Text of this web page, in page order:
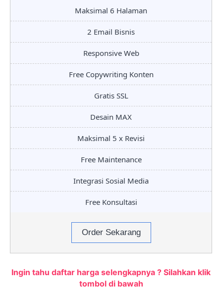
Maksimal 6 Halaman
2 Email Bisnis
Responsive Web
Free Copywriting Konten
Gratis SSL
Desain MAX
Maksimal 5 x Revisi
Free Maintenance
Integrasi Sosial Media
Free Konsultasi
Order Sekarang
Ingin tahu daftar harga selengkapnya ? Silahkan klik
tombol di bawah